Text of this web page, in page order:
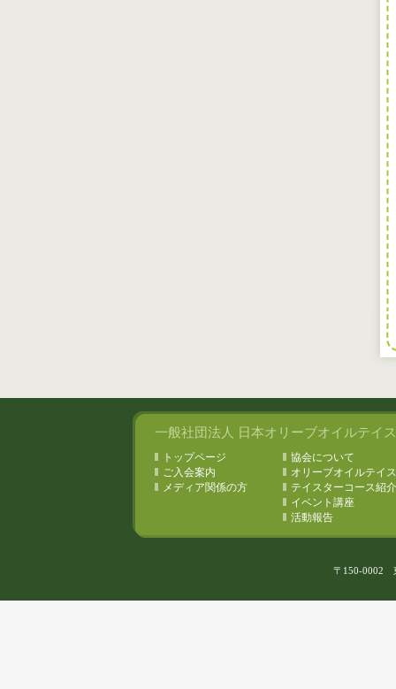
一般社団法人 日本オリーブオイルテイ
トップページ
ご入会案内
メディア関係の方
協会について
オリーブオイルテイ
テイスターコース紹介
イベント講座
活動報告
〒150-0002